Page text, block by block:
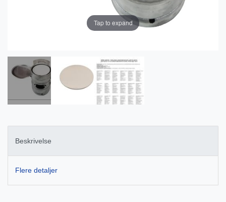
Tap to expand
Beskrivelse
Flere detaljer